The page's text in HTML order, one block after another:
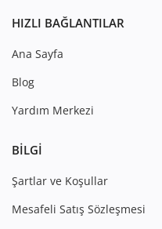
HIZLI BAĞLANTILAR
Ana Sayfa
Blog
Yardım Merkezi
BILGI
Şartlar ve Koşullar
Mesafeli Satış Sözleşmesi